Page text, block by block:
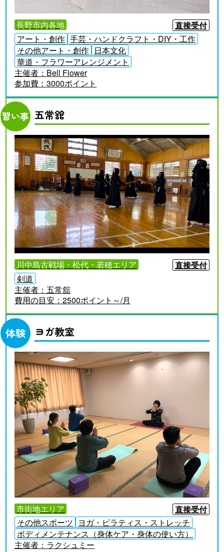
長野市内各地
直接受付
アート・創作 手芸・ハンドクラフト・DIY・工作
その他アート・創作 日本文化
華道・フラワーアレンジメント
主催者： Bell Flower
参加費：3000ポイント
習い事 五常舘
川中島古戦場・松代・若穂エリア
直接受付
剣道
主催者： 五常舘
費用の目安：2500ポイント～/月
体験 ヨガ教室
市街地エリア
直接受付
その他スポーツ ヨガ・ピラティス・ストレッチ
ボディメンテナンス（身体ケア・身体の使い方）
主催者： ラクシュミー